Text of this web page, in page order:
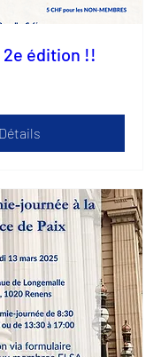
2e édition !!
Détails